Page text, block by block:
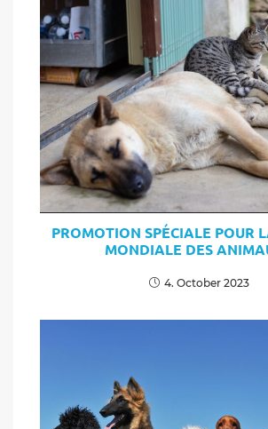
PROMOTION SPÉCIALE POUR
MONDIALE DES
4. October 2023